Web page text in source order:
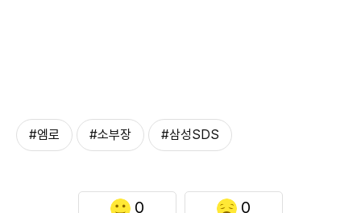
#엠로 #소부장 #삼성SDS
0 0